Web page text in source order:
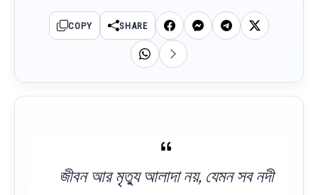
COPY SHARE
জীবন আর মৃত্যু আলাদা নয়, যেমন সব নদী